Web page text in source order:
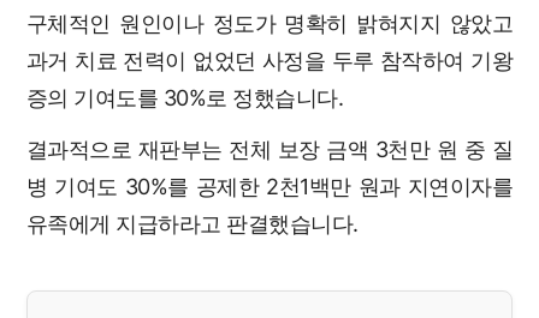
구체적인 원인이나 정도가 명확히 밝혀지지 않았고
과거 치료 전력이 없었던 사정을 두루 참작하여 기왕
증의 기여도를 30%로 정했습니다.
결과적으로 재판부는 전체 보장 금액 3천만 원 중 질
병 기여도 30%를 공제한 2천1백만 원과 지연이자를
유족에게 지급하라고 판결했습니다.